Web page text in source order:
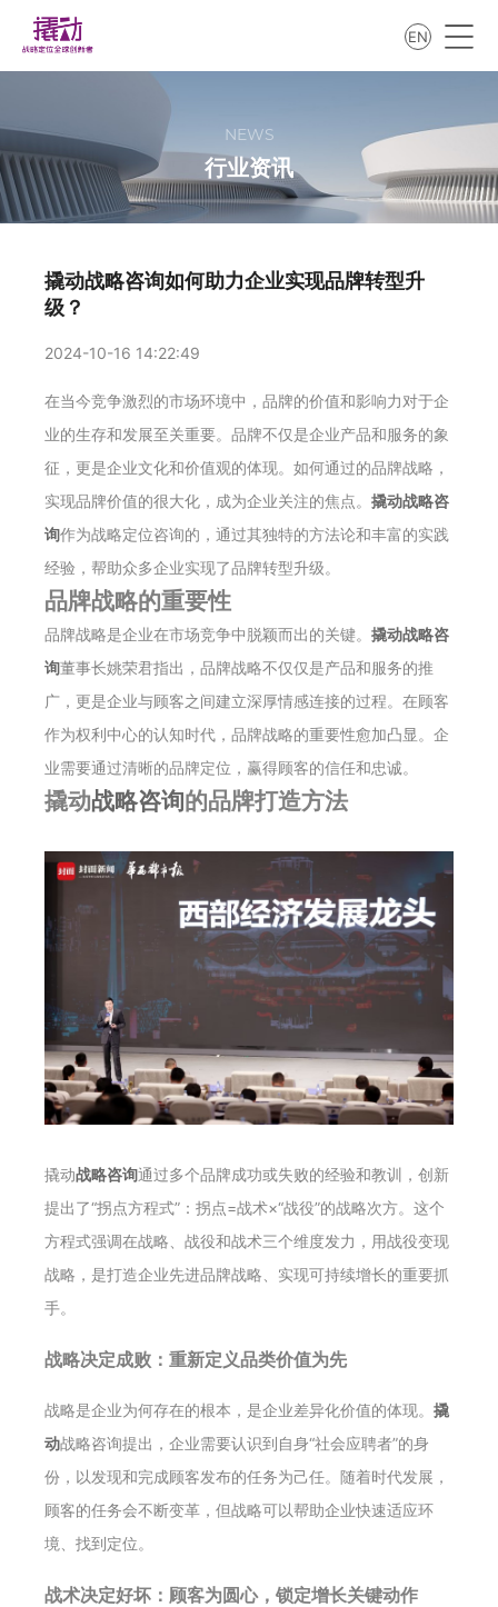
EN
NEWS
行业资讯
撬动战略咨询如何助力企业实现品牌转型升
级？
2024-10-16 14:22:49
在当今竞争激烈的市场环境中，品牌的价值和影响力对于企
业的生存和发展至关重要。品牌不仅是企业产品和服务的象
征，更是企业文化和价值观的体现。如何通过的品牌战略，
实现品牌价值的很大化，成为企业关注的焦点。 撬动战略咨
询作为战略定位咨询的，通过其独特的方法论和丰富的实践
经验，帮助众多企业实现了品牌转型升级。
品牌战略的重要性
品牌战略是企业在市场竞争中脱颖而出的关键。 撬动战略咨
询董事长姚荣君指出，品牌战略不仅仅是产品和服务的推
广，更是企业与顾客之间建立深厚情感连接的过程。在顾客
作为权利中心的认知时代，品牌战略的重要性愈加凸显。企
业需要通过清晰的品牌定位，赢得顾客的信任和忠诚。
撬动战略咨询的品牌打造方法
撬动战略咨询通过多个品牌成功或失败的经验和教训，创新
提出了“拐点方程式”：拐点=战术×“战役”的战略次方。这个
方程式强调在战略、战役和战术三个维度发力，用战役变现
战略，是打造企业先进品牌战略、实现可持续增长的重要抓
手。
战略决定成败：重新定义品类价值为先
战略是企业为何存在的根本，是企业差异化价值的体现。 撬
动战略咨询提出，企业需要认识到自身“社会应聘者”的身
份，以发现和完成顾客发布的任务为己任。随着时代发展，
顾客的任务会不断变革，但战略可以帮助企业快速适应环
境、找到定位。
战术决定好坏：顾客为圆心，锁定增长关键动作